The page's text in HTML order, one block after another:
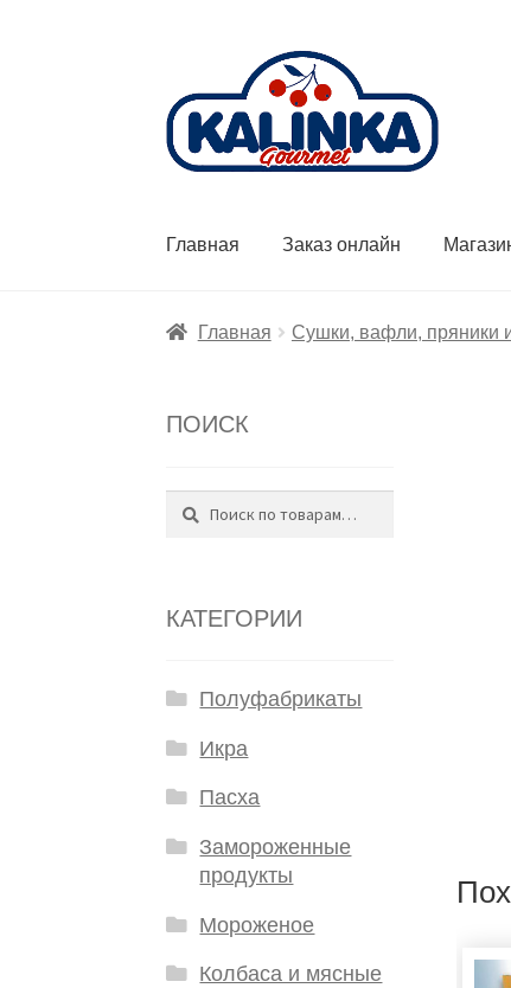
навигации
содержимому
Главная Заказ онлайн
Главная Сушки, вафли, пряники
ПОИСК
Искать:
Поиск
КАТЕГОРИИ
Полуфабрикаты
Икра
Пасха
Замороженные
продукты
Мороженое
Колбаса и мясные